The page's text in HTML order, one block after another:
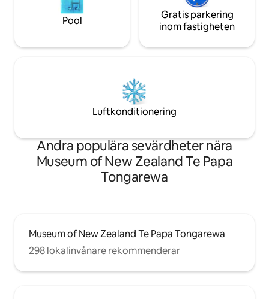
Pool
Gratis parkering
inom fastigheten
Luftkonditionering
Andra populära sevärdheter nära
Museum of New Zealand Te Papa
Tongarewa
Museum of New Zealand Te Papa Tongarewa
298 lokalinvånare rekommenderar